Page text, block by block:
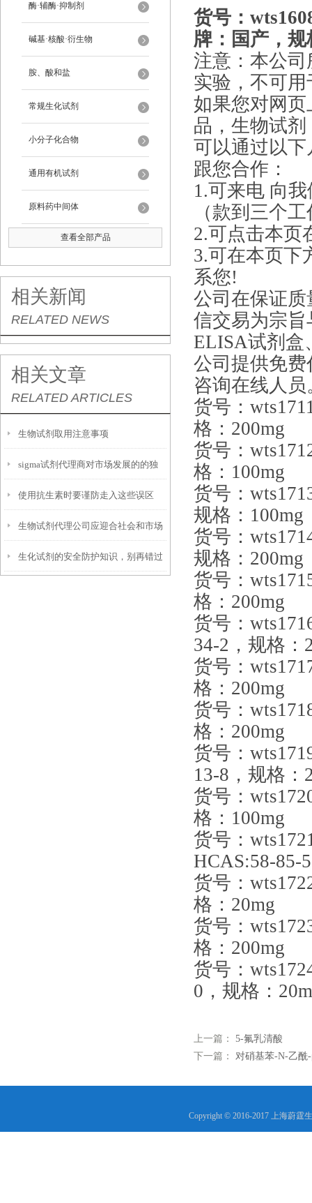
酶·辅酶·抑制剂
碱基·核酸·衍生物
胺、酸和盐
常规生化试剂
小分子化合物
通用有机试剂
原料药中间体
查看全部产品
相关新闻
RELATED NEWS
相关文章
RELATED ARTICLES
生物试剂取用注意事项
sigma试剂代理商对市场发展的的独
特认知
使用抗生素时要谨防走入这些误区
生物试剂代理公司应迎合社会和市场
的发展潮流
生化试剂的安全防护知识，别再错过
货号：
牌：国产，
注意：本公司
实验，不可
如果您对网
品，生物试
可以通过以
跟您合作：
1.可来电 向
（款到三个
2.可点击本页
3.可在本页下
系您!
公司在保证
信交易为宗
ELISA试剂盒
公司提供免
咨询在线人员
货号：
格：200mg
货号：
格：100mg
货号：
规格：100mg
货号：
规格：200mg
货号：
格：200mg
货号：
34-2，规格：
货号：
格：200mg
货号：
格：200mg
货号：
13-8，规格：
货号：
格：100mg
货号：
HCAS:58-85-
货号：
格：20mg
货号：
格：200mg
货号：
0，规格：
上一篇： 5-氟乳清酸
下一篇： 对硝基苯-N-乙酰
Copyright © 2016-2017 上海蔚霆